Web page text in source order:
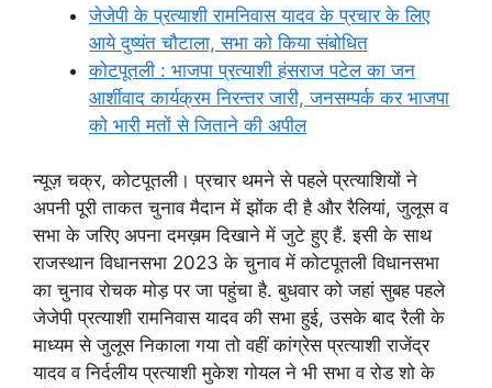
जेजेपी के प्रत्याशी रामनिवास यादव के प्रचार के लिए
आये दुष्यंत चौटाला, सभा को किया संबोधित
कोटपूतली : भाजपा प्रत्याशी हंसराज पटेल का जन
आर्शीवाद कार्यक्रम निरन्तर जारी, जनसम्पर्क कर भाजपा
को भारी मतों से जिताने की अपील
न्यूज़ चक्र, कोटपूतली। प्रचार थमने से पहले प्रत्याशियों ने
अपनी पूरी ताकत चुनाव मैदान में झोंक दी है और रैलियां, जुलूस व
सभा के जरिए अपना दमख़म दिखाने में जुटे हुए हैं. इसी के साथ
राजस्थान विधानसभा 2023 के चुनाव में कोटपूतली विधानसभा
का चुनाव रोचक मोड़ पर जा पहुंचा है. बुधवार को जहां सुबह पहले
जेजेपी प्रत्याशी रामनिवास यादव की सभा हुई, उसके बाद रैली के
माध्यम से जुलूस निकाला गया तो वहीं कांग्रेस प्रत्याशी राजेंद्र
यादव व निर्दलीय प्रत्याशी मुकेश गोयल ने भी सभा व रोड शो के